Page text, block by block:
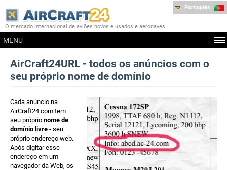
O mercado internacional de aviões novos e usados e aeronaves
MENU
Português
AirCraft24URL - todos os anúncios com o
seu próprio nome de domínio
Cada anúncio na
AirCraft24.com tem
seu próprio nome de
domínio livre - seu
próprio endereço web.
Após digitar esse
endereço em um
navegador da Web, os